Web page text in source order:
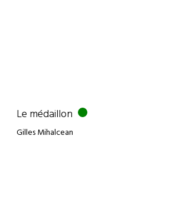
Le médaillon
Gilles Mihalcean